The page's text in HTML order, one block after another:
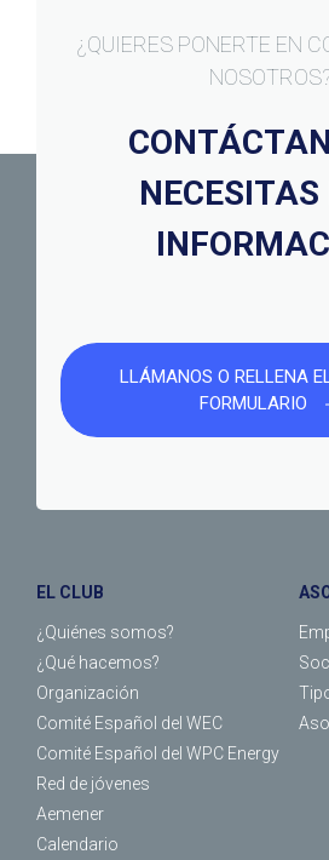
¿QUIERES PONERTE EN
LLÁMANOS O RELLENA
FORMULARIO
EL CLUB
¿Quiénes somos?
¿Qué hacemos?
Organización
Comité Español del WEC
Comité Español del WPC Energy
Red de jóvenes
Aemener
Calendario